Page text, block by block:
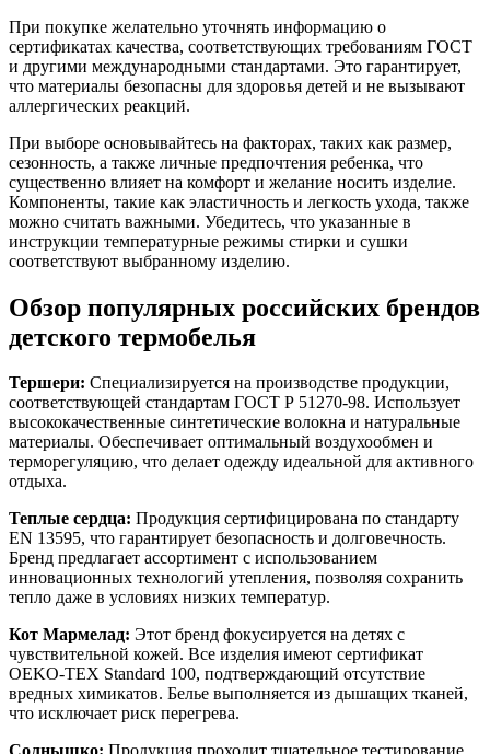
При покупке желательно уточнять информацию о
сертификатах качества, соответствующих требованиям ГОСТ
и другими международными стандартами. Это гарантирует,
что материалы безопасны для здоровья детей и не вызывают
аллергических реакций.
При выборе основывайтесь на факторах, таких как размер,
сезонность, а также личные предпочтения ребенка, что
существенно влияет на комфорт и желание носить изделие.
Компоненты, такие как эластичность и легкость ухода, также
можно считать важными. Убедитесь, что указанные в
инструкции температурные режимы стирки и сушки
соответствуют выбранному изделию.
Обзор популярных российских брендов
детского термобелья
Тершери: Специализируется на производстве продукции,
соответствующей стандартам ГОСТ Р 51270-98. Использует
высококачественные синтетические волокна и натуральные
материалы. Обеспечивает оптимальный воздухообмен и
терморегуляцию, что делает одежду идеальной для активного
отдыха.
Теплые сердца: Продукция сертифицирована по стандарту
EN 13595, что гарантирует безопасность и долговечность.
Бренд предлагает ассортимент с использованием
инновационных технологий утепления, позволяя сохранить
тепло даже в условиях низких температур.
Кот Мармелад: Этот бренд фокусируется на детях с
чувствительной кожей. Все изделия имеют сертификат
OEKO-TEX Standard 100, подтверждающий отсутствие
вредных химикатов. Белье выполняется из дышащих тканей,
что исключает риск перегрева.